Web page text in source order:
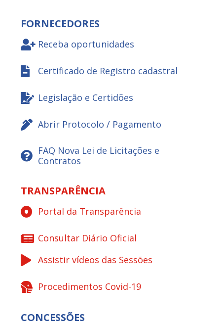
FORNECEDORES
Receba oportunidades
Certificado de Registro cadastral
Legislação e Certidões
Abrir Protocolo / Pagamento
FAQ Nova Lei de Licitações e
Contratos
TRANSPARÊNCIA
Portal da Transparência
Consultar Diário Oficial
Assistir vídeos das Sessões
Procedimentos Covid-19
CONCESSÕES